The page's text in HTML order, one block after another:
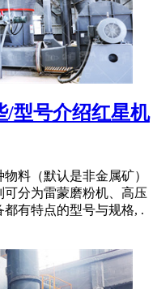
/型号介绍红星机
料（默认是非金属矿）
分为雷蒙磨粉机、高压
有特点的型号与规格, .